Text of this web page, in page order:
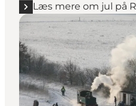
Læs mere om jul på